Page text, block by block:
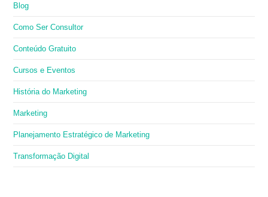
Blog
Como Ser Consultor
Conteúdo Gratuito
Cursos e Eventos
História do Marketing
Marketing
Planejamento Estratégico de Marketing
Transformação Digital